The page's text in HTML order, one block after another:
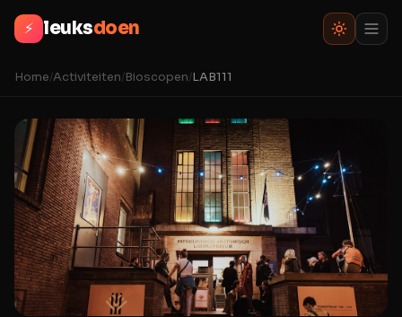
⚡ leuksdoen
Home/Activiteiten/Bioscopen/LAB111